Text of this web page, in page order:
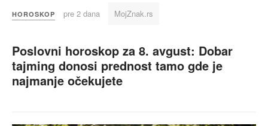
HOROSKOP pre 2 dana MojZnak.rs
Poslovni horoskop za 8. avgust: Dobar
tajming donosi prednost tamo gde je
najmanje očekujete